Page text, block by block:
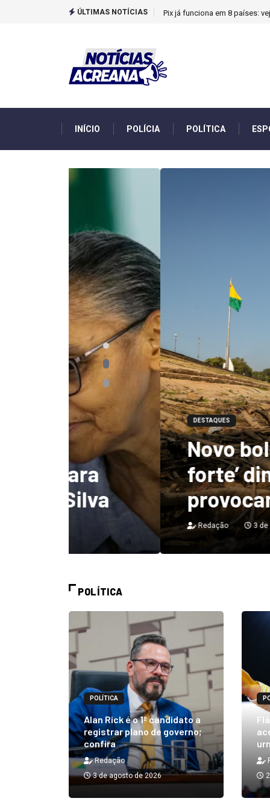
ÚLTIMAS NOTÍCIAS Pix já funciona em 8 países:
INÍCIO POLÍCIA POLÍTICA
Novo boletim
forte’ diminuindo
provocando
3 de agosto de 2026
POLÍTICA
POLÍTICA
Alan Rick é o 1º candidato a
registrar plano de governo;
confira
Redação
3 de agosto de 2026